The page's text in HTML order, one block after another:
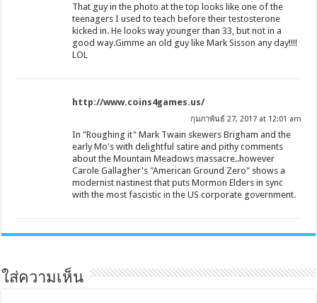
That guy in the photo at the top looks like one of the
teenagers I used to teach before their testosterone
kicked in. He looks way younger than 33, but not in a
good way.Gimme an old guy like Mark Sisson any day!!!!
LOL
http://www.coins4games.us/
กุมภาพันธ์ 27, 2017 at 12:01 am
In "Roughing it" Mark Twain skewers Brigham and the
early Mo's with delightful satire and pithy comments
about the Mountain Meadows massacre..however
Carole Gallagher's "American Ground Zero" shows a
modernist nastinest that puts Mormon Elders in sync
with the most fascistic in the US corporate government.
ใส่ความเห็น